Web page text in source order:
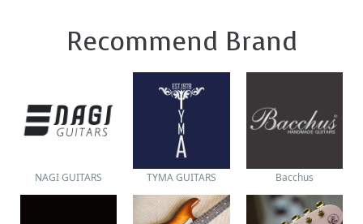
Recommend Brand
NAGI GUITARS TYMA GUITARS Bacchus